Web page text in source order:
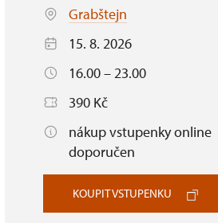
Grabštejn
15. 8. 2026
16.00 – 23.00
390 Kč
nákup vstupenky online
doporučen
KOUPIT VSTUPENKU